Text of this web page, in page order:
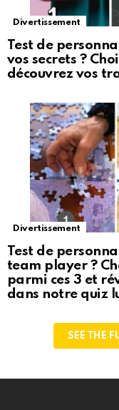
Divertissement
Test de
vos secrets ?
découvrez vos
Divertissement
Test de
team player ?
parmi ces 3 et
dans notre quiz
SEE THE